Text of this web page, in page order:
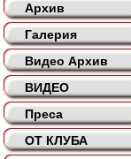
Архив
Галерия
Видео Архив
ВИДЕО
Преса
ОТ КЛУБА